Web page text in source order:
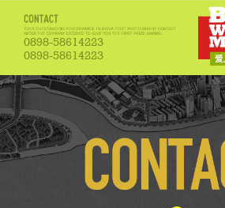
0898-58614223
0898-58614223